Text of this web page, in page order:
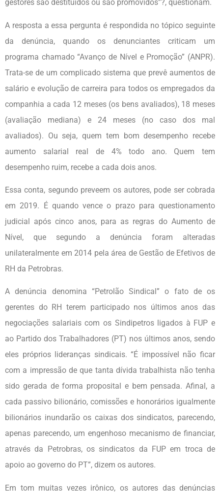
gestores são destituídos ou são promovidos”?, questionam.
A resposta a essa pergunta é respondida no tópico seguinte
da denúncia, quando os denunciantes criticam um
programa chamado “Avanço de Nível e Promoção” (ANPR).
Trata-se de um complicado sistema que prevê aumentos de
salário e evolução de carreira para todos os empregados da
companhia a cada 12 meses (os bens avaliados), 18 meses
(avaliação mediana) e 24 meses (no caso dos mal
avaliados). Ou seja, quem tem bom desempenho recebe
aumento salarial real de 4% todo ano. Quem tem
desempenho ruim, recebe a cada dois anos.
Essa conta, segundo preveem os autores, pode ser cobrada
em 2019. É quando vence o prazo para questionamento
judicial após cinco anos, para as regras do Aumento de
Nível, que segundo a denúncia foram alteradas
unilateralmente em 2014 pela área de Gestão de Efetivos de
RH da Petrobras.
A denúncia denomina “Petrolão Sindical” o fato de os
gerentes do RH terem participado nos últimos anos das
negociações salariais com os Sindipetros ligados à FUP e
ao Partido dos Trabalhadores (PT) nos últimos anos, sendo
eles próprios lideranças sindicais. “É impossível não ficar
com a impressão de que tanta dívida trabalhista não tenha
sido gerada de forma proposital e bem pensada. Afinal, a
cada passivo bilionário, comissões e honorários igualmente
bilionários inundarão os caixas dos sindicatos, parecendo,
apenas parecendo, um engenhoso mecanismo de financiar,
através da Petrobras, os sindicatos da FUP em troca de
apoio ao governo do PT”, dizem os autores.
Em tom muitas vezes irônico, os autores das denúncias